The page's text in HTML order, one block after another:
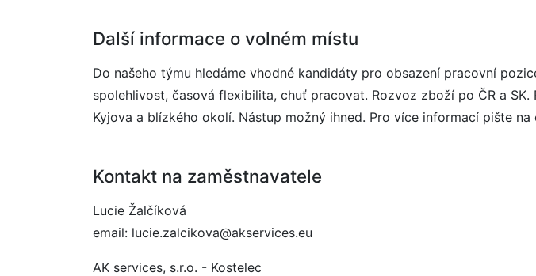
Další informace o volném místu
Do našeho týmu hledáme vhodné kandidáty pro obsazení pracovní
spolehlivost, časová flexibilita, chuť pracovat. Rozvoz zboží po ČR a
Kyjova a blízkého okolí. Nástup možný ihned. Pro více informací pište na
Kontakt na zaměstnavatele
Lucie Žalčíková
email: lucie.zalcikova@akservices.eu
AK services, s.r.o. - Kostelec